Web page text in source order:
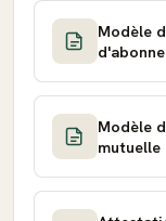
Modèle
Modèle
mutuelle